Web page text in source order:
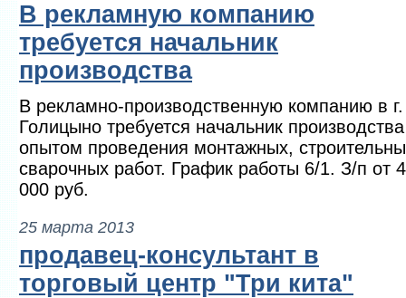
В рекламную компанию
требуется начальник
производства
В рекламно-производственную компанию в г.
Голицыно требуется начальник
опытом проведения монтажных,
сварочных работ. График работы 6/1. З/п от
000 руб.
25 марта 2013
продавец-консультант в
торговый центр "Три кита"